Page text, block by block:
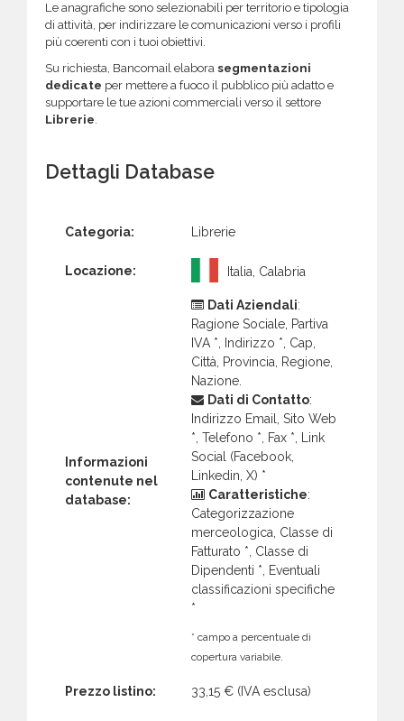
Le anagrafiche sono selezionabili per territorio e tipologia
di attività, per indirizzare le comunicazioni verso i profili
più coerenti con i tuoi obiettivi.
Su richiesta, Bancomail elabora segmentazioni
dedicate per mettere a fuoco il pubblico più adatto e
supportare le tue azioni commerciali verso il settore
Librerie.
Dettagli Database
Categoria: Librerie
Locazione: Italia, Calabria
Informazioni
contenute nel
database:
Dati Aziendali:
Ragione Sociale, Partiva
IVA *, Indirizzo *, Cap,
Città, Provincia, Regione,
Nazione.
Dati di Contatto:
Indirizzo Email, Sito Web
*, Telefono *, Fax *, Link
Social (Facebook,
Linkedin, X) *
Caratteristiche:
Categorizzazione
merceologica, Classe di
Fatturato *, Classe di
Dipendenti *, Eventuali
classificazioni specifiche
*
* campo a percentuale di
copertura variabile.
Prezzo listino: 33,15 € (IVA esclusa)